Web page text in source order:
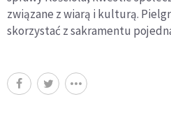
związane z wiarą i kulturą.
skorzystać z sakramentu